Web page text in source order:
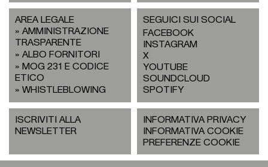
AREA LEGALE
AMMINISTRAZIONE
TRASPARENTE
ALBO FORNITORI
MOG 231 E CODICE
ETICO
WHISTLEBLOWING
SEGUICI SUI SOCIAL
FACEBOOK
INSTAGRAM
X
YOUTUBE
SOUNDCLOUD
SPOTIFY
ISCRIVITI ALLA
NEWSLETTER
INFORMATIVA PRIVACY
INFORMATIVA COOKIE
PREFERENZE COOKIE